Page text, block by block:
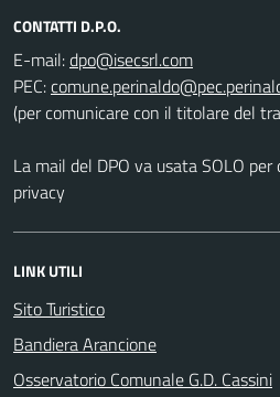
CONTATTI D.P.O.
E-mail:
PEC:
(per comunicare con il titolare del
La mail del DPO va usata SOLO
privacy
LINK UTILI
Sito Turistico
Bandiera Arancione
Osservatorio Comunale G.D. Cassini